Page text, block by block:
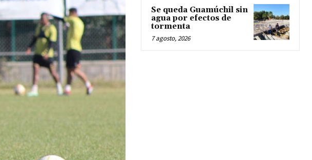
Se queda Guamúchil sin
agua por efectos de
tormenta
7 agosto, 2026